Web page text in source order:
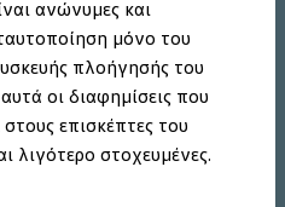
ανώνυμες και
μόνο του
πλοήγησής του
οι διαφημίσεις που
επισκέπτες του
λιγότερο στοχευμένες.
Click@Service
Plus
Volkswagen
Επαγγελματικών
Volkswagen